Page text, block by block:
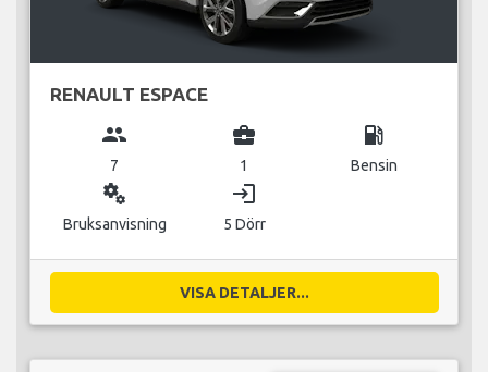
RENAULT ESPACE
group
7
business_center
1
local_gas_station
Bensin
miscellaneous_services
Bruksanvisning
login
5 Dörr
VISA DETALJER...